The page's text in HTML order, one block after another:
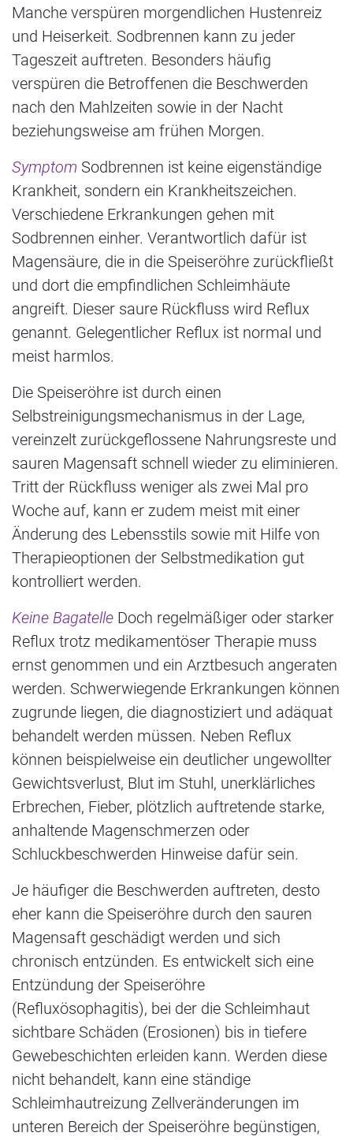
Manche verspüren morgendlichen Hustenreiz
und Heiserkeit. Sodbrennen kann zu jeder
Tageszeit auftreten. Besonders häufig
verspüren die Betroffenen die Beschwerden
nach den Mahlzeiten sowie in der Nacht
beziehungsweise am frühen Morgen.
Symptom Sodbrennen ist keine eigenständige
Krankheit, sondern ein Krankheitszeichen.
Verschiedene Erkrankungen gehen mit
Sodbrennen einher. Verantwortlich dafür ist
Magensäure, die in die Speiseröhre zurückfließt
und dort die empfindlichen Schleimhäute
angreift. Dieser saure Rückfluss wird Reflux
genannt. Gelegentlicher Reflux ist normal und
meist harmlos.
Die Speiseröhre ist durch einen
Selbstreinigungsmechanismus in der Lage,
vereinzelt zurückgeflossene Nahrungsreste und
sauren Magensaft schnell wieder zu eliminieren.
Tritt der Rückfluss weniger als zwei Mal pro
Woche auf, kann er zudem meist mit einer
Änderung des Lebensstils sowie mit Hilfe von
Therapieoptionen der Selbstmedikation gut
kontrolliert werden.
Keine Bagatelle Doch regelmäßiger oder starker
Reflux trotz medikamentöser Therapie muss
ernst genommen und ein Arztbesuch angeraten
werden. Schwerwiegende Erkrankungen können
zugrunde liegen, die diagnostiziert und adäquat
behandelt werden müssen. Neben Reflux
können beispielweise ein deutlicher ungewollter
Gewichtsverlust, Blut im Stuhl, unerklärliches
Erbrechen, Fieber, plötzlich auftretende starke,
anhaltende Magenschmerzen oder
Schluckbeschwerden Hinweise dafür sein.
Je häufiger die Beschwerden auftreten, desto
eher kann die Speiseröhre durch den sauren
Magensaft geschädigt werden und sich
chronisch entzünden. Es entwickelt sich eine
Entzündung der Speiseröhre
(Refluxösophagitis), bei der die Schleimhaut
sichtbare Schäden (Erosionen) bis in tiefere
Gewebeschichten erleiden kann. Werden diese
nicht behandelt, kann eine ständige
Schleimhautreizung Zellveränderungen im
unteren Bereich der Speiseröhre begünstigen,